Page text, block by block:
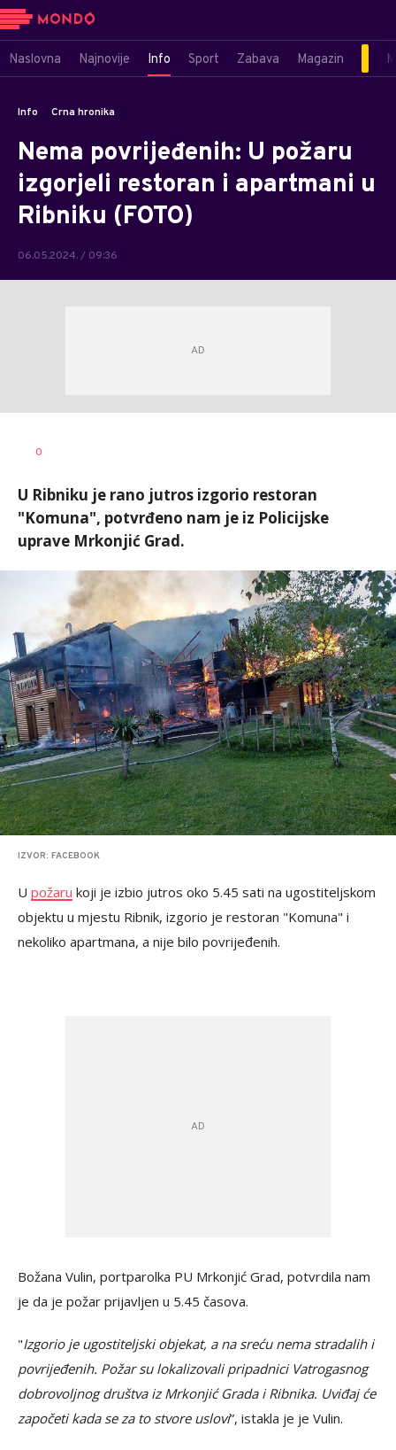
Naslovna Najnovije Info Sport Zabava Magazin
Info Crna hronika
Nema povrijeđenih: U požaru
izgorjeli restoran i apartmani u
Ribniku (FOTO)
06.05.2024. / 09:36
AUTOR
0
U Ribniku je rano jutros izgorio restoran
"Komuna", potvrđeno nam je iz Policijske
uprave Mrkonjić Grad.
IZVOR: FACEBOOK
U požaru koji je izbio jutros oko 5.45 sati na ugostiteljskom
objektu u mjestu Ribnik, izgorio je restoran "Komuna" i
nekoliko apartmana, a nije bilo povrijeđenih.
Božana Vulin, portparolka PU Mrkonjić Grad, potvrdila nam
je da je požar prijavljen u 5.45 časova.
"Izgorio je ugostiteljski objekat, a na sreću nema stradalih i
povrijeđenih. Požar su lokalizovali pripadnici Vatrogasnog
dobrovoljnog društva iz Mrkonjić Grada i Ribnika. Uviđaj će
započeti kada se za to stvore uslovi”, istakla je je Vulin.